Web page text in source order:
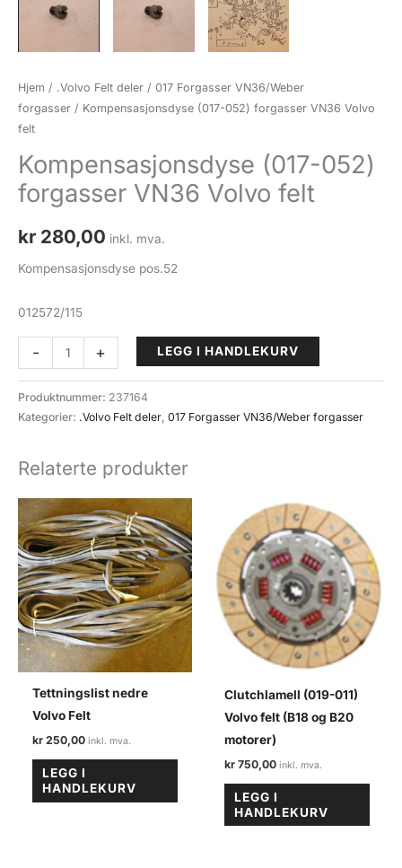
Hjem / .Volvo Felt deler / 017 Forgasser VN36/Weber
forgasser / Kompensasjonsdyse (017-052) forgasser VN36 Volvo
felt
Kompensasjonsdyse (017-052)
forgasser VN36 Volvo felt
kr 280,00 inkl. mva.
Kompensasjonsdyse pos.52
012572/115
-
Kompensasjonsdyse
(017-
052)
forgasser
Volvo
antall
+ LEGG I HANDLEKURV
Produktnummer: 237164
Kategorier: .Volvo Felt deler 017 Forgasser VN36/Weber forgasser
Relaterte produkter
Tettningslist nedre
Volvo Felt
kr 250,00
LEGG I
HANDLEKURV
Clutchlamell (019-011)
Volvo felt (B18 og B20
motorer)
kr 750,00
LEGG I
HANDLEKURV